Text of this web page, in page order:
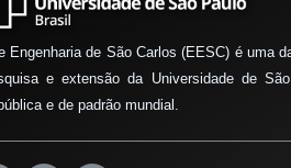
Engenharia de São Carlos (EESC) é uma
e extensão da Universidade de
e de padrão mundial.